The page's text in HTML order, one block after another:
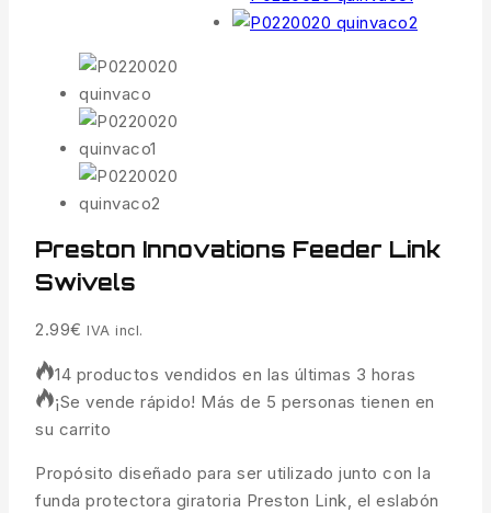
Preston Innovations Feeder Link
Swivels
2.99€ IVA incl.
14 productos vendidos en las últimas 3 horas
¡Se vende rápido! Más de 5 personas tienen en
su carrito
Propósito diseñado para ser utilizado junto con la
funda protectora giratoria Preston Link, el eslabón